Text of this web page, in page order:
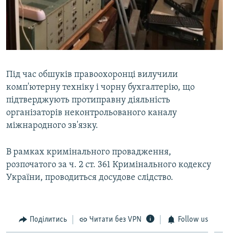
Під час обшуків правоохоронці вилучили
комп'ютерну техніку і чорну бухгалтерію, що
підтверджують протиправну діяльність
організаторів неконтрольованого каналу
міжнародного зв'язку.
В рамках кримінального провадження,
розпочатого за ч. 2 ст. 361 Кримінального кодексу
України, проводиться досудове слідство.
Поділитись Читати без VPN Follow us